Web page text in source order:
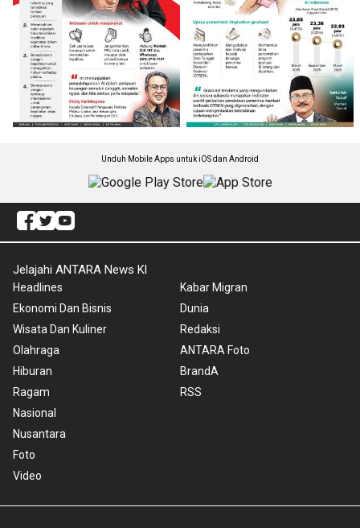
Unduh Mobile Apps untuk iOS dan Android
Jelajahi ANTARA News Kl
Headlines
Ekonomi Dan Bisnis
Wisata Dan Kuliner
Olahraga
Hiburan
Ragam
Nasional
Nusantara
Foto
Video
Kabar Migran
Dunia
Redaksi
ANTARA Foto
BrandA
RSS